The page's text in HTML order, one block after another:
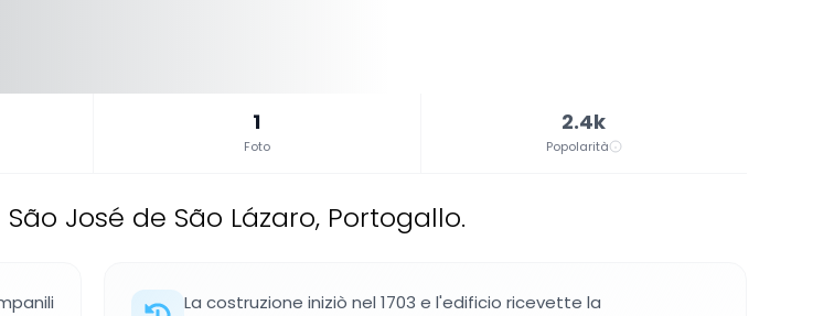
1
Foto
2.4k
Popolarità
José de São Lázaro, Portogallo.
La costruzione iniziò nel 1703 e l'edificio ricevette la